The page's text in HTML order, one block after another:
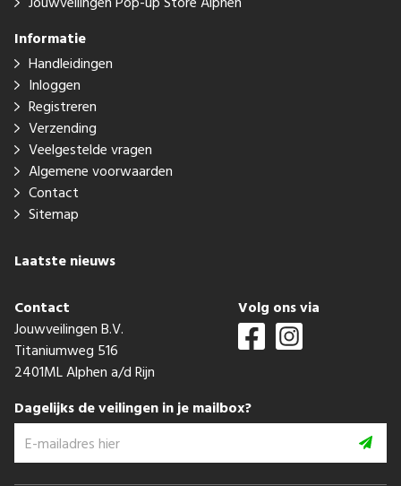
Informatie
Handleidingen
Inloggen
Registreren
Verzending
Veelgestelde vragen
Algemene voorwaarden
Contact
Sitemap
Laatste nieuws
Contact
Jouwveilingen B.V.
Titaniumweg 516
2401ML Alphen a/d Rijn
Volg ons via
Dagelijks de veilingen in je mailbox?